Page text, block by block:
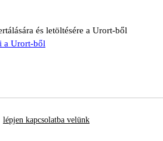
és letöltésére a Urort-ből
a Urort-ből
lépjen kapcsolatba velünk